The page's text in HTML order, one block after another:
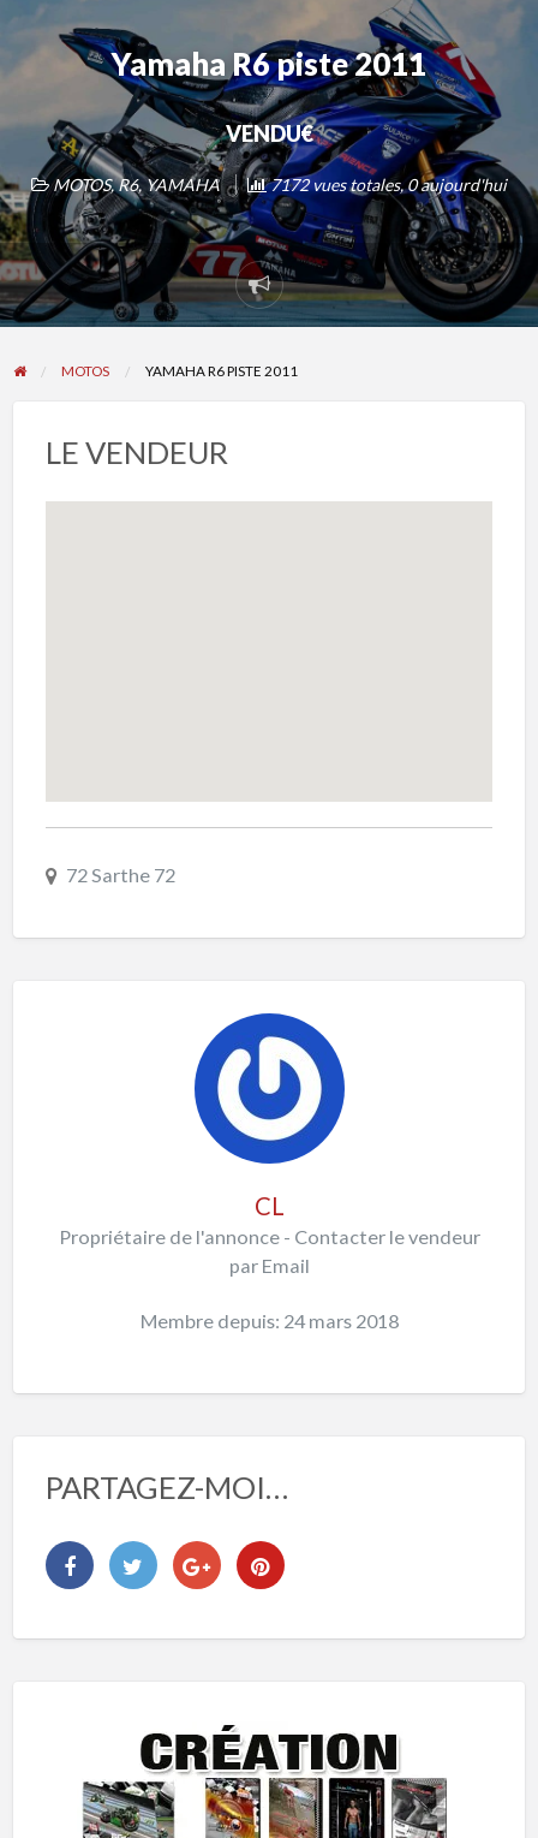
Yamaha R6 piste 2011
VENDU€
MOTOS,R6,YAMAHA 7172 vues totales, 0 aujourd'hui
Signaler
un
problème
MOTOS YAMAHA R6 PISTE 2011
LE VENDEUR
72 Sarthe 72
CL
Propriétaire de l'annonce - Contacter le vendeur
par Email
Membre depuis: 24 mars 2018
PARTAGEZ-MOI…